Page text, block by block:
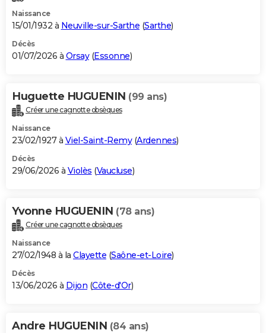
Dictionnaire
Biographies
Citations
Expressions
Proverbes
PROGRAMME TV
S'inscrire
Se connecter
Lycées
Collèges
Primaires
Universités
Entreprises
Service militaire
Avis de recherche
AVIS DE DÉCÈS
Bricolage
Lifestyle
Culture
Sport
Auto
Television
Voyage
Cinema
Naissance
15/01/1932 à Neuville-sur-Sarthe (Sarthe)
Décès
01/07/2026 à Orsay(Essonne)
Huguette HUGUENIN (99 ans)
Créer une cagnotte obsèques
Naissance
23/02/1927 à Viel-Saint-Remy(Ardennes)
Décès
29/06/2026 à Violès (Vaucluse)
Yvonne HUGUENIN (78 ans)
Créer une cagnotte obsèques
Naissance
27/02/1948 à la Clayette (Saône-et-Loire)
Décès
13/06/2026 à Dijon (Côte-d'Or)
Andre HUGUENIN (84 ans)